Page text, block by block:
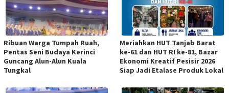
Ribuan Warga Tumpah Ruah,
Pentas Seni Budaya Kerinci
Guncang Alun-Alun Kuala
Tungkal
Meriahkan HUT Tanjab Barat
ke-61 dan HUT RI ke-81, Bazar
Ekonomi Kreatif Pesisir 2026
Siap Jadi Etalase Produk Lokal